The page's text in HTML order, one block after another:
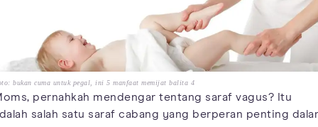
bukan cuma untuk pegal, ini 5 manfaat memijat balita 4
pernahkah mendengar tentang saraf vagus? Itu
salah satu saraf cabang yang berperan penting